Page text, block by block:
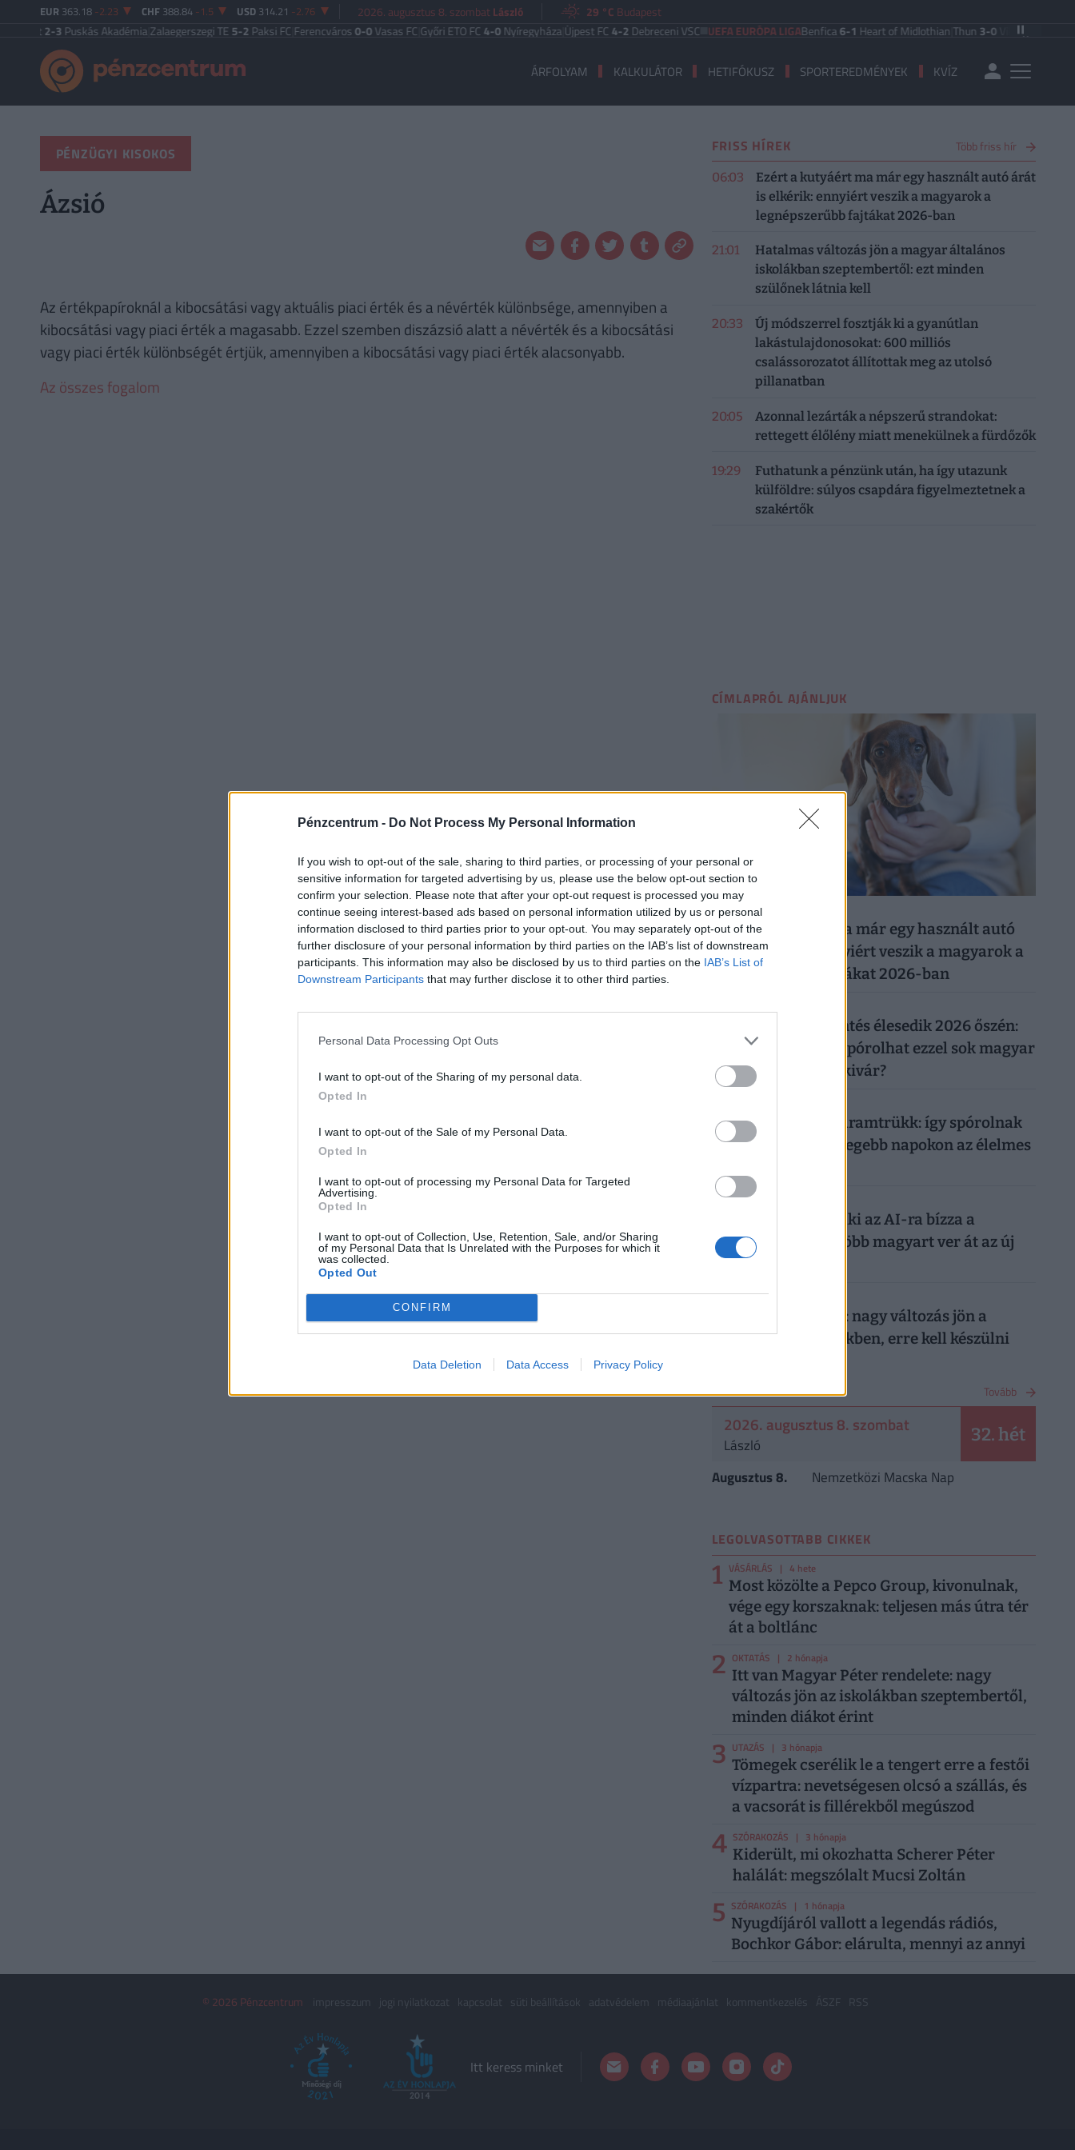
Pénzcentrum - Do Not Process My Personal Information
If you wish to opt-out of the sale, sharing to third parties, or processing of your personal or
sensitive information for targeted advertising by us, please use the below opt-out section to
confirm your selection. Please note that after your opt-out request is processed you may
continue seeing interest-based ads based on personal information utilized by us or personal
information disclosed to third parties prior to your opt-out. You may separately opt-out of the
further disclosure of your personal information by third parties on the IAB’s list of downstream
participants. This information may also be disclosed by us to third parties on the IAB’s List of
Downstream Participants that may further disclose it to other third parties.
Personal Data Processing Opt Outs
I want to opt-out of the Sharing of my personal data.
Opted In
I want to opt-out of the Sale of my Personal Data.
Opted In
I want to opt-out of processing my Personal Data for Targeted
Advertising.
Opted In
I want to opt-out of Collection, Use, Retention, Sale, and/or Sharing
of my Personal Data that Is Unrelated with the Purposes for which it
was collected.
Opted Out
CONFIRM
Data Deletion Data Access Privacy Policy
EUR 363.18 -2.23 CHF 388.84 -1.5 USD 314.21 -2.76 2026. augusztus 8. szombatLászló 29 °C Budapest
2-3Puskás Akadémia|Zalaegerszegi TE5-2Paksi FC| Ferencváros0-0Vasas FC| Győri ETO FC 4-0Nyíregyháza|Újpest FC 4-2Debreceni VSC UEFA EURÓPA LIGABenfica6-1Heart of Midlothian|Thun3-0Vikingur Reykjavik
ÁRFOLYAM KALKULÁTOR HETIFÓKUSZ SPORTEREDMÉNYEK KVÍZ
PÉNZÜGYI KISOKOS
Ázsió
Az értékpapíroknál a kibocsátási vagy aktuális piaci érték és a névérték különbsége, amennyiben a
kibocsátási vagy piaci érték a magasabb. Ezzel szemben diszázsió alatt a névérték és a kibocsátási
vagy piaci érték különbségét értjük, amennyiben a kibocsátási vagy piaci érték alacsonyabb.
Az összes fogalom
FRISS HÍREK Több friss hír
06:03
Ezért a kutyáért ma már egy használt autó árát
is elkérik: ennyiért veszik a magyarok a
legnépszerűbb fajtákat 2026-ban
21:01
Hatalmas változás jön a magyar általános
iskolákban szeptembertől: ezt minden
szülőnek látnia kell
20:33
Új módszerrel fosztják ki a gyanútlan
lakástulajdonosokat: 600 milliós
csalássorozatot állítottak meg az utolsó
pillanatban
20:05
Azonnal lezárták a népszerű strandokat:
rettegett élőlény miatt menekülnek a fürdőzők
19:29
Futhatunk a pénzünk után, ha így utazunk
külföldre: súlyos csapdára figyelmeztetnek a
szakértők
CÍMLAPRÓL AJÁNLJUK
2026. augusztus 8.
Ezért a kutyáért ma már egy használt autó
árát is elkérik: ennyiért veszik a magyarok a
legnépszerűbb fajtákat 2026-ban
Újabb rezsicsökkentés élesedik 2026 őszén:
tényleg tízezreket spórolhat ezzel sok magyar
háztulaj, aki most kivár?
Működik a legális áramtrükk: így spórolnak
tízezreket a legmelegebb napokon az élelmes
2026. augusztus 7.
Nagyon ráfázhat, aki az AI-ra bízza a
nyaralását: egyre több magyart ver át az új
digitális trend
2026. augusztus 7.
Döntött a kormány: nagy változás jön a
háziorvosi rendelőkben, erre kell készülni
NAPTÁR Tovább
2026. augusztus 8. szombat
László 32. hét
Augusztus 8. Nemzetközi Macska Nap
LEGOLVASOTTABB CIKKEK
1 VÁSÁRLÁS | 4 hete
Most közölte a Pepco Group, kivonulnak,
vége egy korszaknak: teljesen más útra tér
át a boltlánc
2 OKTATÁS | 2 hónapja
Itt van Magyar Péter rendelete: nagy
változás jön az iskolákban szeptembertől,
minden diákot érint
3 UTAZÁS | 3 hónapja
Tömegek cserélik le a tengert erre a festői
vízpartra: nevetségesen olcsó a szállás, és
a vacsorát is fillérekből megúszod
4 SZÓRAKOZÁS | 3 hónapja
Kiderült, mi okozhatta Scherer Péter
halálát: megszólalt Mucsi Zoltán
5 SZÓRAKOZÁS | 1 hónapja
Nyugdíjáról vallott a legendás rádiós,
Bochkor Gábor: elárulta, mennyi az annyi
© 2026 Pénzcentrum impresszum jogi nyilatkozat kapcsolat süti beállítások adatvédelem médiaajánlat kommentkezelés ÁSZF RSS
Itt keress minket